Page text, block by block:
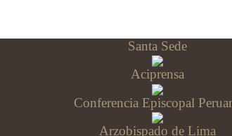
Santa Sede
Aciprensa
Conferencia Episcopal
Arzobispado de Lima